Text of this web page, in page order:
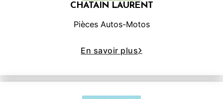
CHATAIN LAURENT
Pièces Autos-Motos
En savoir plus